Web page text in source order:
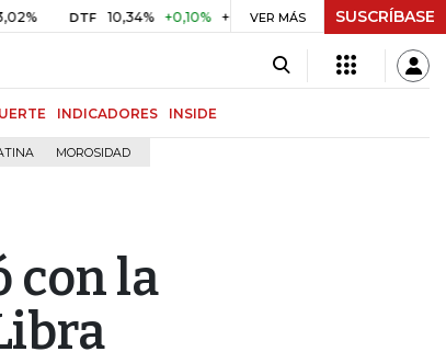
DTF 10,34% +0,10% +0,98% UVR $ 416,86 +$ 0,05
VER MÁS SUSCRÍBASE
INDICADORES INSIDE
MOROSIDAD
con la